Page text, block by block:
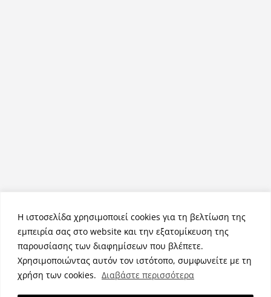
Η ιστοσελίδα χρησιμοποιεί cookies για τη βελτίωση της
εμπειρία σας στο website και την εξατομίκευση της
παρουσίασης των διαφημίσεων που βλέπετε.
Χρησιμοποιώντας αυτόν τον ιστότοπο, συμφωνείτε με τη
χρήση των cookies. Διαβάστε περισσότερα
Πνευματικά Δικαιώματα © 2026NemeaPress. Τα πνευματικά
δικαιώματα προστατεύονται.
Θέμα:ColorMagαπό ThemeGrill. Κατασκευασμένο με